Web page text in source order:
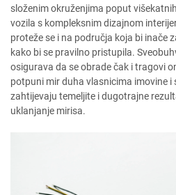
složenim okruženjima poput
vozila s kompleksnim dizajnom
proteže se i na područja koja bi inače
kako bi se pravilno pristupila.
osigurava da se obrade čak i tragovi
potpuni mir duha vlasnicima imovine
zahtijevaju temeljite i dugotrajne
uklanjanje mirisa.